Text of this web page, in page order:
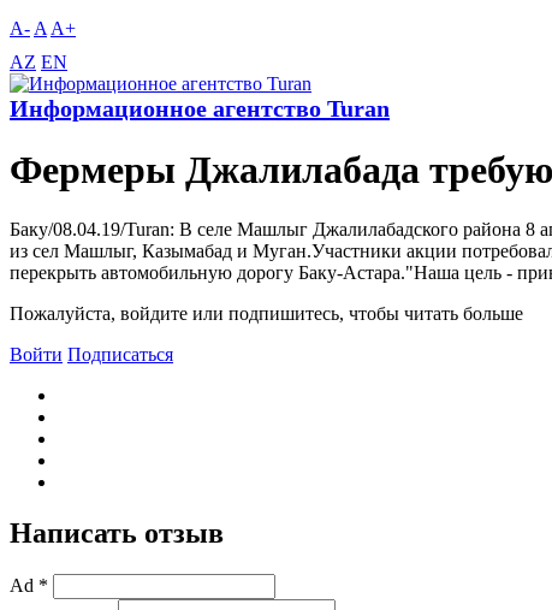
A- A A+
AZ EN
Информационное агентство Turan
Фермеры Джалилабада
Баку/08.04.19/Turan: B селе Машлыг Джалилабадского района 8
из сел Машлыг, Казымабад и Муган.Участники акции
перекрыть автомобильную дорогу Баку-Астара."Наша цель -
Пожалуйста, войдите или подпишитесь, чтобы читать больше
Войти Подписаться
Написать отзыв
Ad *